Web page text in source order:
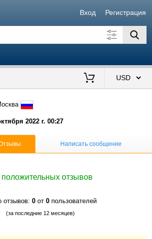
Вход Регистрация
2022 г. 00:27
Написать сообщение
положительных отзывов
отзывов: 0 от 0 пользователей
(за последние 12 месяцев)